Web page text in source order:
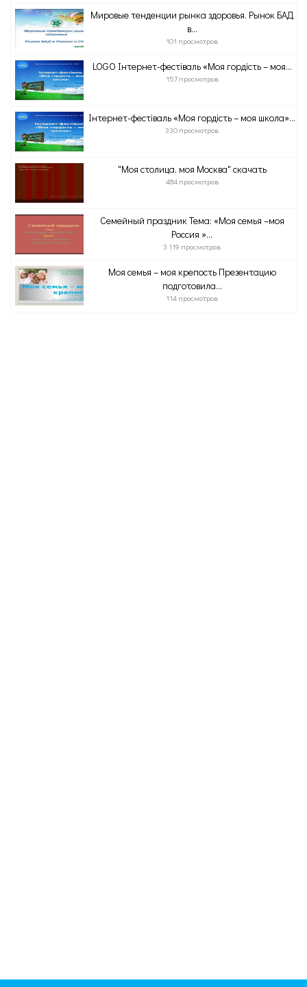
Мировые тенденции рынка здоровья. Рынок БАД
в...
101 просмотров
LOGO Інтернет-фестіваль «Моя гордість – моя...
157 просмотров
Інтернет-фестіваль «Моя гордість – моя школа»...
330 просмотров
"Моя столица, моя Москва" скачать
484 просмотров
Семейный праздник Тема: «Моя семья –моя
Россия »...
3 119 просмотров
Моя семья – моя крепость Презентацию
подготовила...
114 просмотров